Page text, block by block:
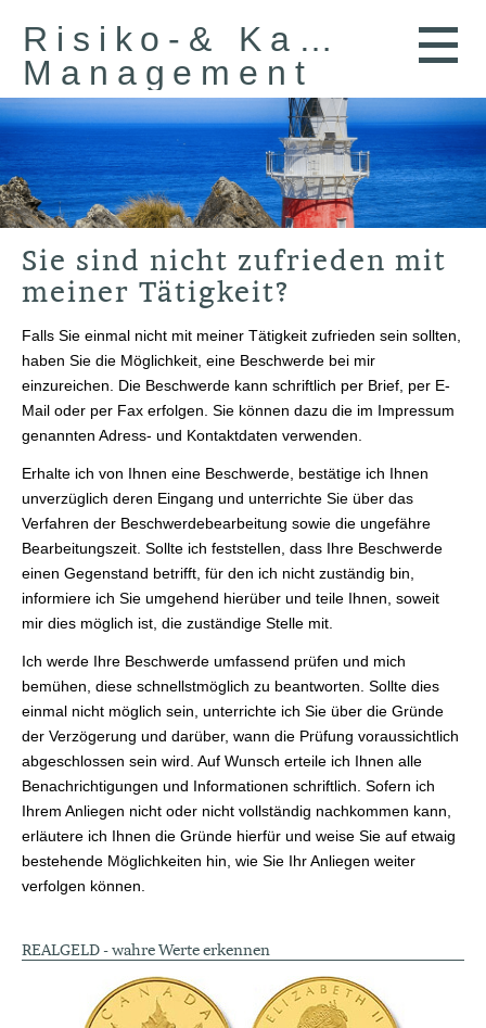
Risiko-& Kapital-
Management
Sie sind nicht zufrieden mit
meiner Tätigkeit?
Falls Sie einmal nicht mit meiner Tätigkeit zufrieden sein sollten,
haben Sie die Möglichkeit, eine Beschwerde bei mir
einzureichen. Die Beschwerde kann schriftlich per Brief, per E-
Mail oder per Fax erfolgen. Sie können dazu die im Impressum
genannten Adress- und Kontaktdaten verwenden.
Erhalte ich von Ihnen eine Beschwerde, bestätige ich Ihnen
unverzüglich deren Eingang und unterrichte Sie über das
Verfahren der Beschwerdebearbeitung sowie die ungefähre
Bearbeitungszeit. Sollte ich feststellen, dass Ihre Beschwerde
einen Gegenstand betrifft, für den ich nicht zuständig bin,
informiere ich Sie umgehend hierüber und teile Ihnen, soweit
mir dies möglich ist, die zuständige Stelle mit.
Ich werde Ihre Beschwerde umfassend prüfen und mich
bemühen, diese schnellstmöglich zu beantworten. Sollte dies
einmal nicht möglich sein, unterrichte ich Sie über die Gründe
der Verzögerung und darüber, wann die Prüfung voraussichtlich
abgeschlossen sein wird. Auf Wunsch erteile ich Ihnen alle
Benachrichtigungen und Informationen schriftlich. Sofern ich
Ihrem Anliegen nicht oder nicht vollständig nachkommen kann,
erläutere ich Ihnen die Gründe hierfür und weise Sie auf etwaig
bestehende Möglichkeiten hin, wie Sie Ihr Anliegen weiter
verfolgen können.
REALGELD - wahre Werte erkennen